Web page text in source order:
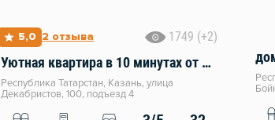
5,0 2 отзыва
1749 (+2)
Уютная квартира в 10 минутах от Кремля
Республика Татарстан, Казань, улица
Декабристов, 100, подъезд 4